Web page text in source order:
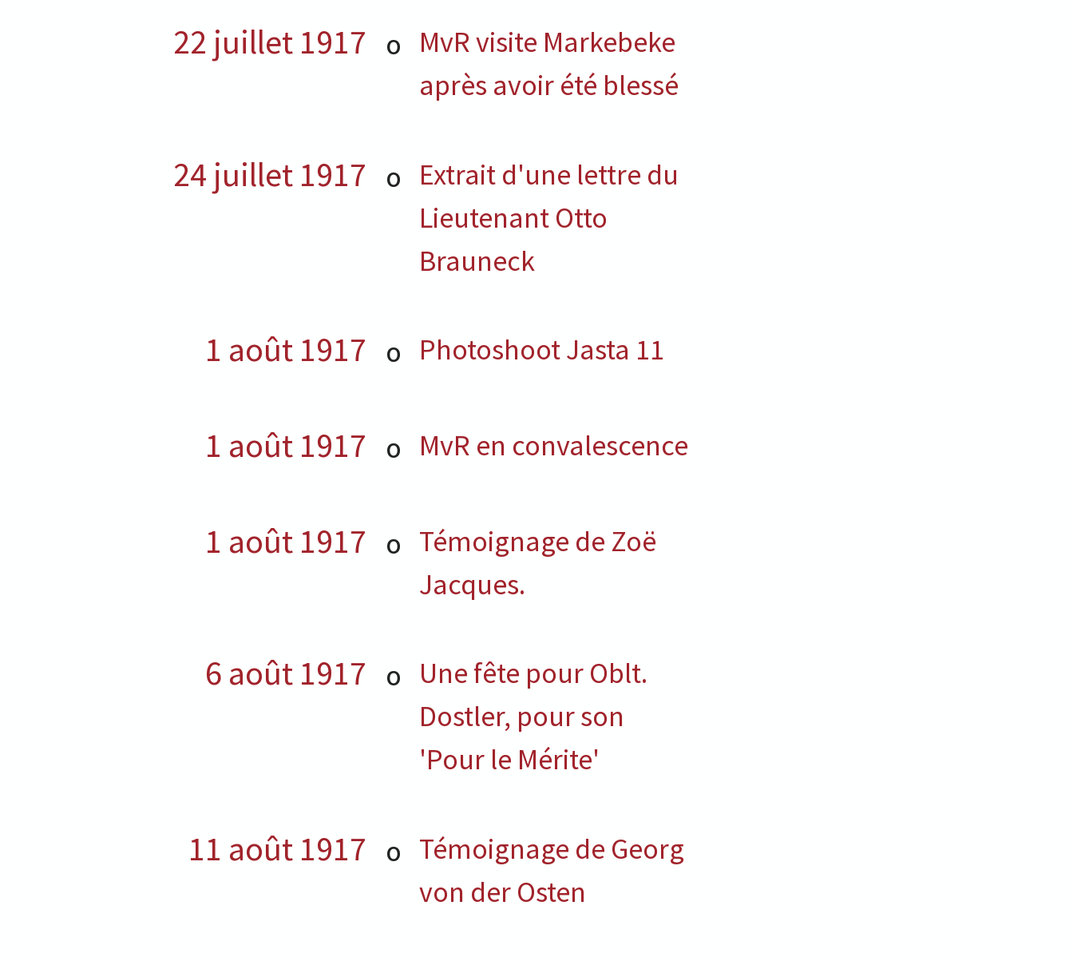
22 juillet 1917 O
MvR visite Markebeke
après avoir été blessé
24 juillet 1917 O
Extrait d'une lettre du
Lieutenant Otto
Brauneck
1 août 1917 O Photoshoot Jasta 11
1 août 1917 O MvR en convalescence
1 août 1917 O
Témoignage de Zoë
Jacques.
6 août 1917 O
Une fête pour Oblt.
Dostler, pour son
'Pour le Mérite'
11 août 1917 O
Témoignage de Georg
von der Osten